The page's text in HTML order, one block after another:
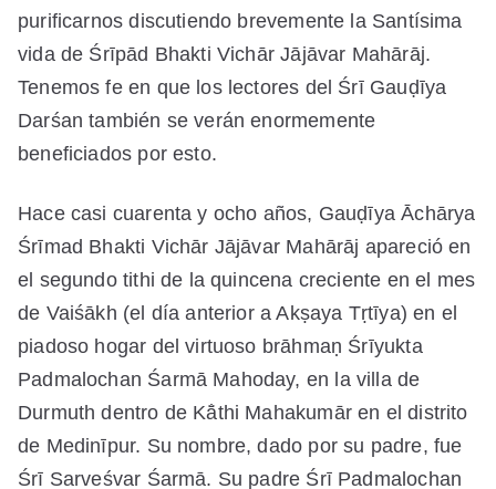
purificarnos discutiendo brevemente la Santísima
vida de Śrīpād Bhakti Vichār Jājāvar Mahārāj.
Tenemos fe en que los lectores del Śrī Gauḍīya
Darśan también se verán enormemente
beneficiados por esto.
Hace casi cuarenta y ocho años, Gauḍīya Āchārya
Śrīmad Bhakti Vichār Jājāvar Mahārāj apareció en
el segundo tithi de la quincena creciente en el mes
de Vaiśākh (el día anterior a Akṣaya Tṛtīya) en el
piadoso hogar del virtuoso brāhmaṇ Śrīyukta
Padmalochan Śarmā Mahoday, en la villa de
Durmuth dentro de Kā̐thi Mahakumār en el distrito
de Medinīpur. Su nombre, dado por su padre, fue
Śrī Sarveśvar Śarmā. Su padre Śrī Padmalochan